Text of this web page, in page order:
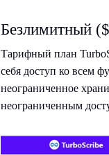
Безлимитный
Тарифный план
себя доступ ко всем
неограниченное
неограниченным